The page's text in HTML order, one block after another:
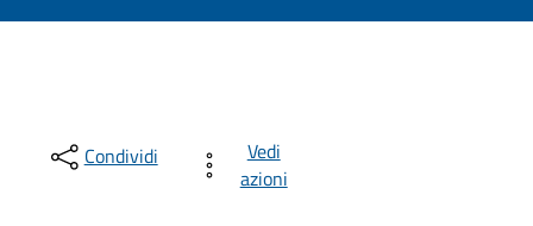
Condividi
Vedi
azioni